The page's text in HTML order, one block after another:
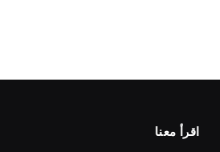
اقرأ معنا